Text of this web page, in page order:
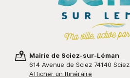
Mairie de Sciez-sur-Léman
614 Avenue de Sciez 74140 Sciez
Afficher un Itinéraire